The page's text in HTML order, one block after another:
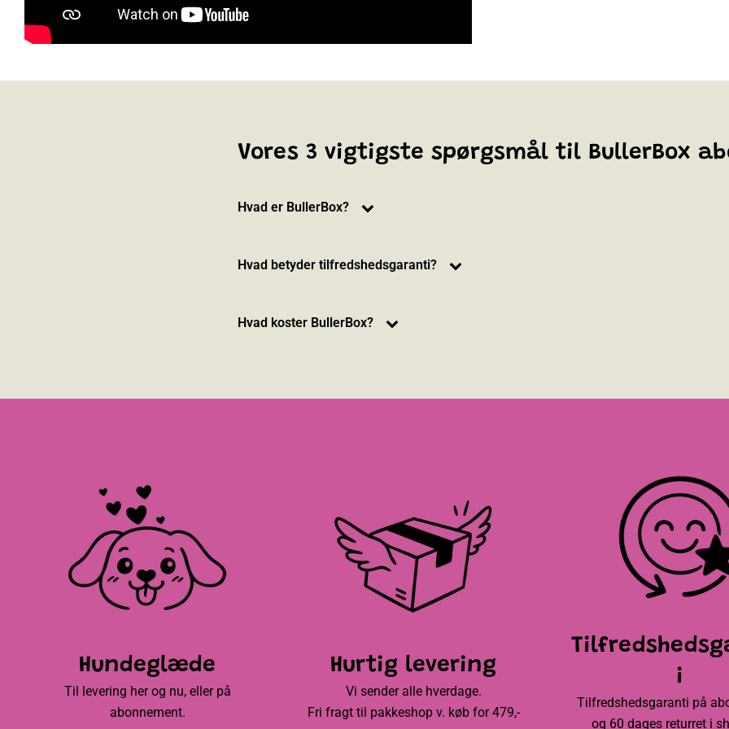
Vores 3 vigtigste spørgsmål til BullerBox
Hvad er BullerBox?
Hvad betyder tilfredshedsgaranti?
Hvad koster BullerBox?
Hundeglæde
Til levering her og nu, eller på
abonnement.
Hurtig levering
Vi sender alle hverdage.
Fri fragt til pakkeshop v. køb for 479,-
i
Tilfredshedsgaranti på
og 60 dages returret i